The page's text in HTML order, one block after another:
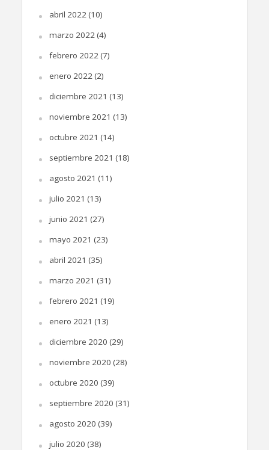
abril 2022(10)
marzo 2022(4)
febrero 2022(7)
enero 2022(2)
diciembre 2021 (13)
noviembre 2021 (13)
octubre 2021 (14)
septiembre 2021 (18)
agosto 2021 (11)
julio 2021 (13)
junio 2021 (27)
mayo 2021 (23)
abril 2021 (35)
marzo 2021 (31)
febrero 2021 (19)
enero 2021 (13)
diciembre 2020 (29)
noviembre 2020 (28)
octubre 2020 (39)
septiembre 2020 (31)
agosto 2020 (39)
julio 2020 (38)